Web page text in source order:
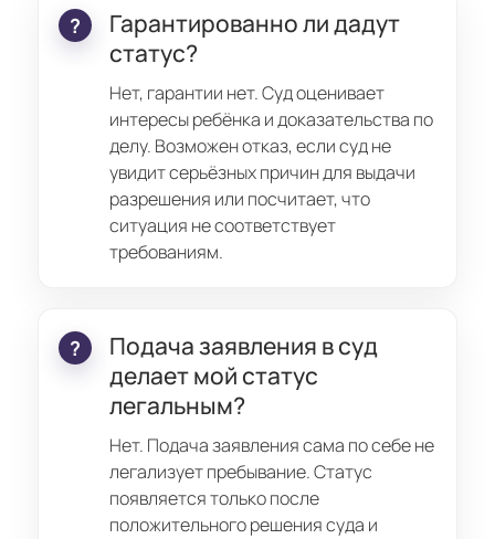
Гарантированно ли дадут
статус?
Нет, гарантии нет. Суд оценивает
интересы ребёнка и доказательства по
делу. Возможен отказ, если суд не
увидит серьёзных причин для выдачи
разрешения или посчитает, что
ситуация не соответствует
требованиям.
Подача заявления в суд
делает мой статус
легальным?
Нет. Подача заявления сама по себе не
легализует пребывание. Статус
появляется только после
положительного решения суда и